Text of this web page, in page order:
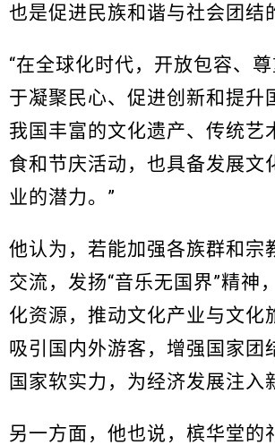
也是促进民族和谐与社会团结
“在全球化时代，开放包容、
于凝聚民心、促进创新和提升
我国丰富的文化遗产、传统艺
食和节庆活动，也具备发展文
业的潜力。”
他认为，若能加强各族群和宗
交流，发扬“音乐无国界”精神
化资源，推动文化产业与文化
吸引国内外游客，增强国家团
国家​​软实力，为经济发展注入
另一方面，他也说，槟华堂的